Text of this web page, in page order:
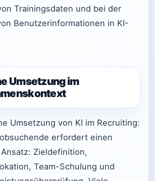
Trainingsdaten und bei der
Benutzerinformationen in KI-
Umsetzung im
Umsetzung von KI im Recruiting:
erfordert einen
Zieldefinition,
Team-Schulung und